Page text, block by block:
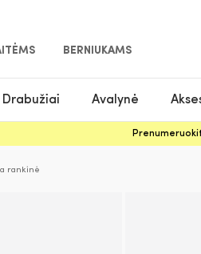
BERNIUKAMS
Drabužiai Avalynė
rankinė